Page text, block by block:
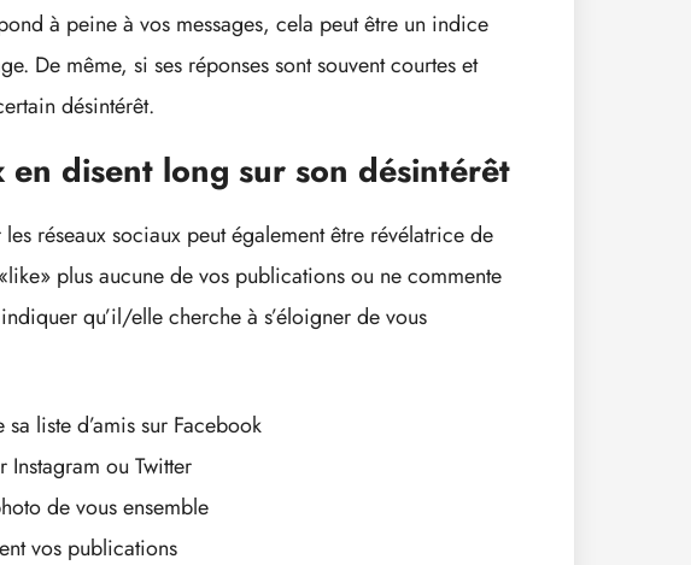
à peine à vos messages, cela peut être un indice
De même, si ses réponses sont souvent courtes et
désintérêt.
en disent long sur son désintérêt
réseaux sociaux peut également être révélatrice de
plus aucune de vos publications ou ne commente
qu’il/elle cherche à s’éloigner de vous
liste d’amis sur Facebook
Instagram ou Twitter
de vous ensemble
vos publications